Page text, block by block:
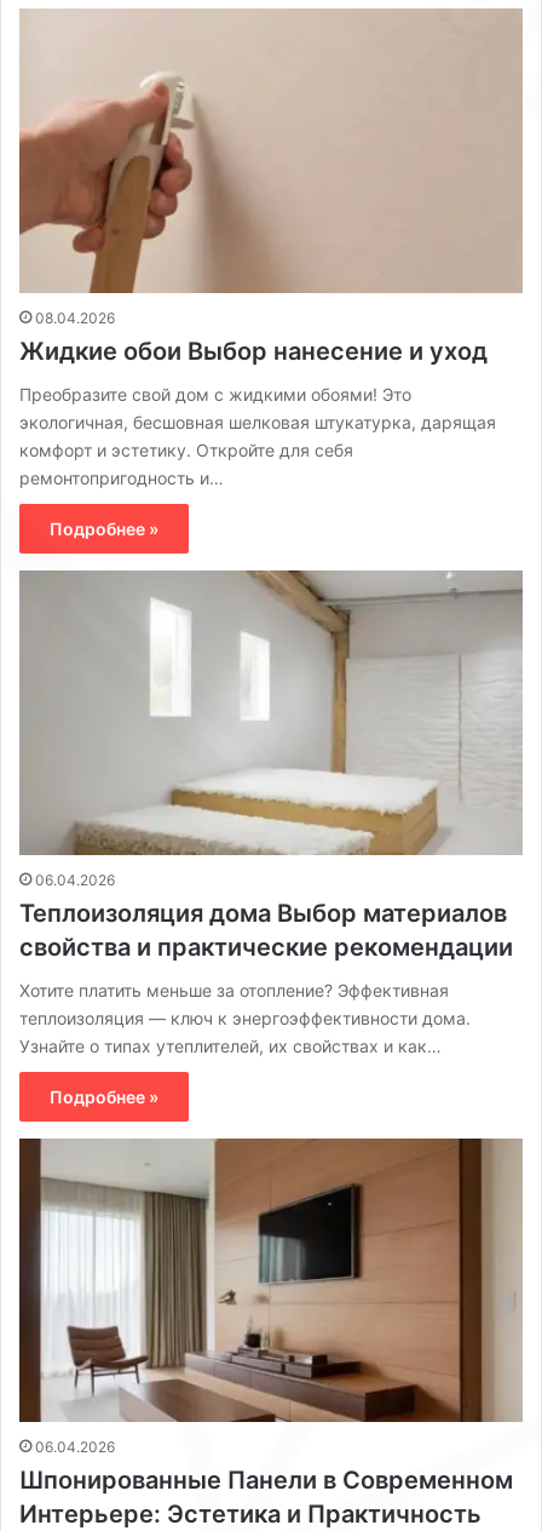
08.04.2026
Жидкие обои Выбор нанесение и уход
Преобразите свой дом с жидкими обоями! Это
экологичная, бесшовная шелковая штукатурка, дарящая
комфорт и эстетику. Откройте для себя
ремонтопригодность и…
Подробнее »
06.04.2026
Теплоизоляция дома Выбор материалов
свойства и практические рекомендации
Хотите платить меньше за отопление? Эффективная
теплоизоляция — ключ к энергоэффективности дома.
Узнайте о типах утеплителей, их свойствах и как…
Подробнее »
06.04.2026
Шпонированные Панели в Современном
Интерьере: Эстетика и Практичность